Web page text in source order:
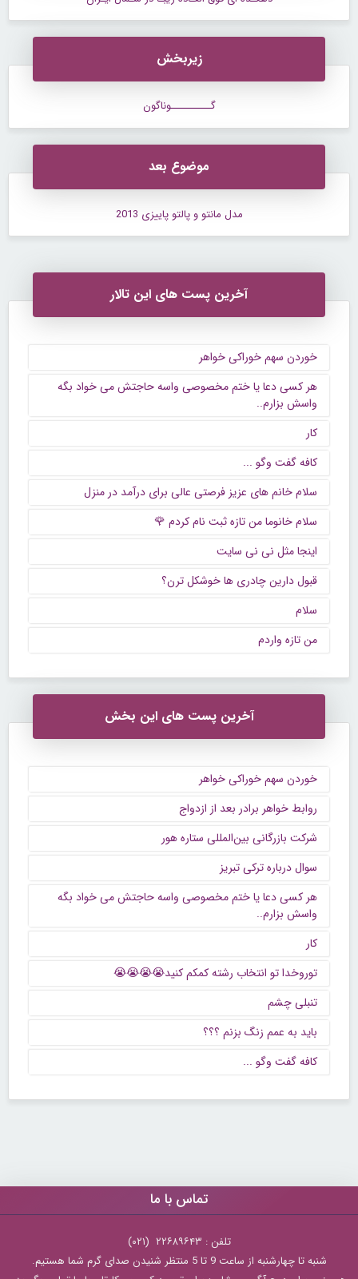
زیربخش
گــــــــــوناگون
موضوع بعد
مدل مانتو و پالتو پاییزی 2013
آخرین پست های این تالار
خوردن سهم خوراکی خواهر
هر کسی دعا یا ختم مخصوصی واسه حاجتش می خواد بگه
واسش بزارم..
کار
كافه گفت وگو ...
سلام خانم های عزیز فرصتی عالی برای درآمد در منزل
سلام خانوما من تازه ثبت نام کردم 🌹
اینجا مثل نی نی سایت
قبول دارین چادری ها خوشکل ترن؟
سلام
من تازه واردم
آخرین پست های این بخش
خوردن سهم خوراکی خواهر
روابط خواهر برادر بعد از ازدواج
شرکت بازرگانی بین‌المللی ستاره هور
سوال درباره ترکی تبریز
هر کسی دعا یا ختم مخصوصی واسه حاجتش می خواد بگه
واسش بزارم..
کار
توروخدا تو انتخاب رشته کمکم کنید😭😭😭😭
تنبلی چشم
باید به عمم زنگ بزنم ؟؟؟
كافه گفت وگو ...
تماس با ما
تلفن : ۲۲۶۸۹۶۴۳ (۰۲۱)
شنبه تا چهارشنبه از ساعت 9 تا 5 منتظر شنیدن صدای گرم شما هستیم.